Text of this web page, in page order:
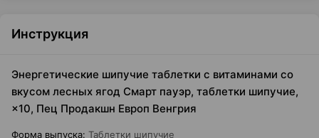
Инструкция
Энергетические шипучие таблетки с витаминами со
вкусом лесных ягод Смарт пауэр, таблетки шипучие,
×10, Пец Продакшн Европ Венгрия
Форма выпуска: Таблетки шипучие